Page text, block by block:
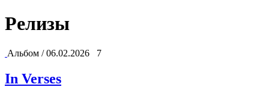
Релизы
Альбом / 06.02.2026 7
In Verses